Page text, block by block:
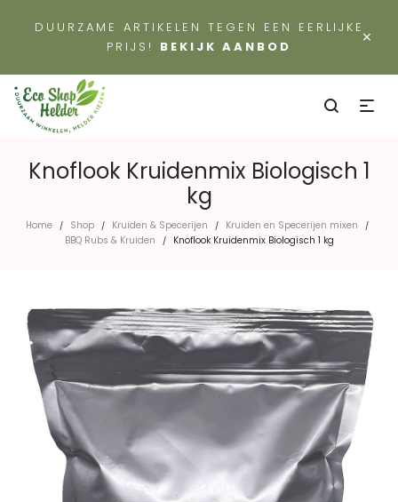
×
DUURZAME ARTIKELEN TEGEN EEN EERLIJKE
PRIJS! BEKIJK AANBOD
Knoflook Kruidenmix Biologisch 1
kg
Home / Shop / Kruiden & Specerijen / Kruiden en Specerijen mixen /
BBQ Rubs & Kruiden / Knoflook Kruidenmix Biologisch 1 kg